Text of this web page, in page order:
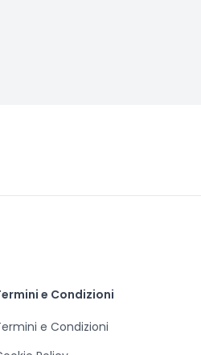
e Condizioni
e Condizioni